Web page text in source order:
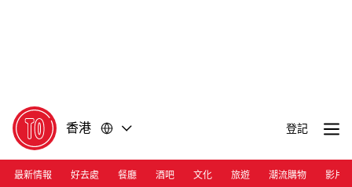
香港 登記
最新情報 好去處 餐廳 酒吧 文化 旅遊 潮流購物 影片